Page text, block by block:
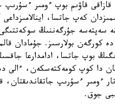
قاۋىم بوپ ءومىر
كەپ جاتسا،
سەپتەسە جۇرگەننىڭ
كورگەن بولارسىز. جۇمادان
بوپ جاتسا، ادامدارعا
دا كوپ كومەكتەسكەن، ءالى دە
ءومىر ءسۇرىپ جاتقاندىقتان،
جوق.